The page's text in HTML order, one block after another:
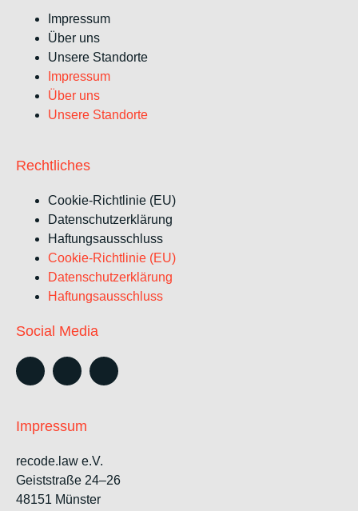
Impressum
Über uns
Unsere Standorte
Impressum
Über uns
Unsere Standorte
Rechtliches
Cookie-Richtlinie (EU)
Datenschutzerklärung
Haftungsausschluss
Cookie-Richtlinie (EU)
Datenschutzerklärung
Haftungsausschluss
Social Media
Impressum
recode.law e.V.
Geiststraße 24–26
48151 Münster